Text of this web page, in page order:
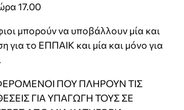
17.00
μπορούν να υποβάλλουν μία και
για το ΕΠΠΑΙΚ και μία και μόνο για
ΠΟΥ ΠΛΗΡΟΥΝ ΤΙΣ
ΓΙΑ ΥΠΑΓΩΓΗ ΤΟΥΣ ΣΕ